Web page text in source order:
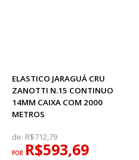
ELASTICO JARAGUÁ CRU
ZANOTTI N.15 CONTINUO
14MM CAIXA COM 2000
METROS
de: R$712,79
POR R$593,69